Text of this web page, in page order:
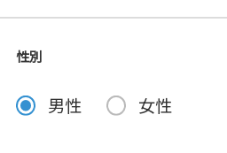
性別
男性 女性